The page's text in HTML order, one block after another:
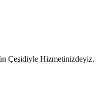
Çeşidiyle Hizmetinizdeyiz.